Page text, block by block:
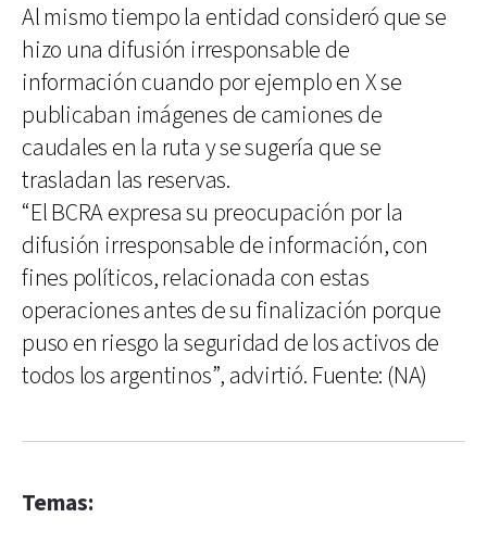
Al mismo tiempo la entidad consideró que se
hizo una difusión irresponsable de
información cuando por ejemplo en X se
publicaban imágenes de camiones de
caudales en la ruta y se sugería que se
trasladan las reservas.
“El BCRA expresa su preocupación por la
difusión irresponsable de información, con
fines políticos, relacionada con estas
operaciones antes de su finalización porque
puso en riesgo la seguridad de los activos de
todos los argentinos”, advirtió. Fuente: (NA)
Temas: